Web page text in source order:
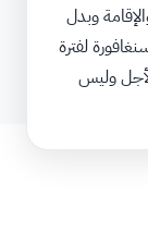
وبدل
لفترة
وليس